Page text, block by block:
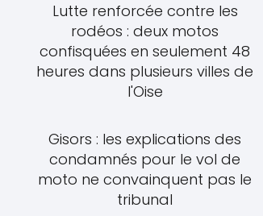
Lutte renforcée contre les
rodéos : deux motos
confisquées en seulement 48
heures dans plusieurs villes de
l'Oise
Gisors : les explications des
condamnés pour le vol de
moto ne convainquent pas le
tribunal